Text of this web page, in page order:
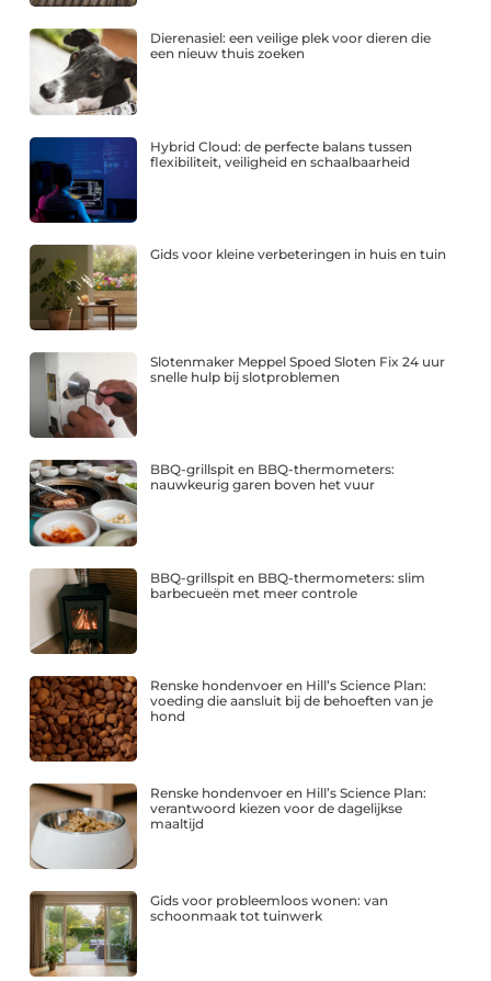
Dierenasiel: een veilige plek voor dieren die
een nieuw thuis zoeken
Hybrid Cloud: de perfecte balans tussen
flexibiliteit, veiligheid en schaalbaarheid
Gids voor kleine verbeteringen in huis en tuin
Slotenmaker Meppel Spoed Sloten Fix 24 uur
snelle hulp bij slotproblemen
BBQ-grillspit en BBQ-thermometers:
nauwkeurig garen boven het vuur
BBQ-grillspit en BBQ-thermometers: slim
barbecueën met meer controle
Renske hondenvoer en Hill’s Science Plan:
voeding die aansluit bij de behoeften van je
hond
Renske hondenvoer en Hill’s Science Plan:
verantwoord kiezen voor de dagelijkse
maaltijd
Gids voor probleemloos wonen: van
schoonmaak tot tuinwerk